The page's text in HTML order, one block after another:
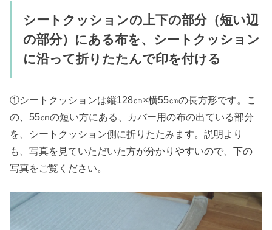
シートクッションの上下の部分（短い辺
の部分）にある布を、シートクッション
に沿って折りたたんで印を付ける
①シートクッションは縦128㎝×横55㎝の長方形です。こ
の、55㎝の短い方にある、カバー用の布の出ている部分
を、シートクッション側に折りたたみます。説明より
も、写真を見ていただいた方が分かりやすいので、下の
写真をご覧ください。